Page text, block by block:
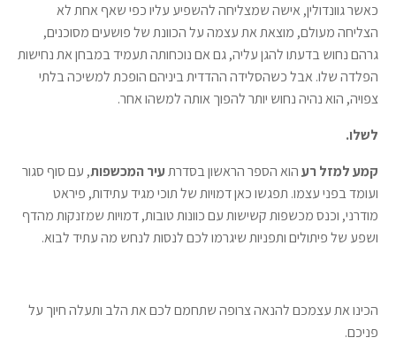
כאשר גוונדולין, אישה שמצליחה להשפיע עליו כפי שאף אחת לא
הצליחה מעולם, מוצאת את עצמה על הכוונת של פושעים מסוכנים,
גרהם נחוש בדעתו להגן עליה, גם אם נוכחותה תעמיד במבחן את נחישות
הפלדה שלו. אבל כשהסלידה ההדדית ביניהם הופכת למשיכה בלתי
צפויה, הוא נהיה נחוש יותר להפוך אותה למשהו אחר.
לשלו.
קמע למזל רעהוא הספר הראשון בסדרתעיר המכשפות, עם סוף סגור
ועומד בפני עצמו. תפגשו כאן דמויות של תוכי מגיד עתידות, פיראט
מודרני, וכנס מכשפות קשישות עם כוונות טובות, דמויות שמזנקות מהדף
ושפע של פיתולים ותפניות שיגרמו לכם לנסות לנחש מה עתיד לבוא.
הכינו את עצמכם להנאה צרופה שתחמם לכם את הלב ותעלה חיוך על
פניכם.